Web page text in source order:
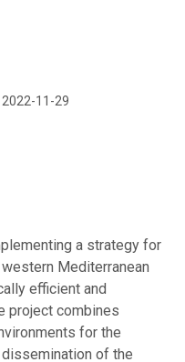
11-29
a strategy for
Mediterranean
efficient and
project combines
for the
of the